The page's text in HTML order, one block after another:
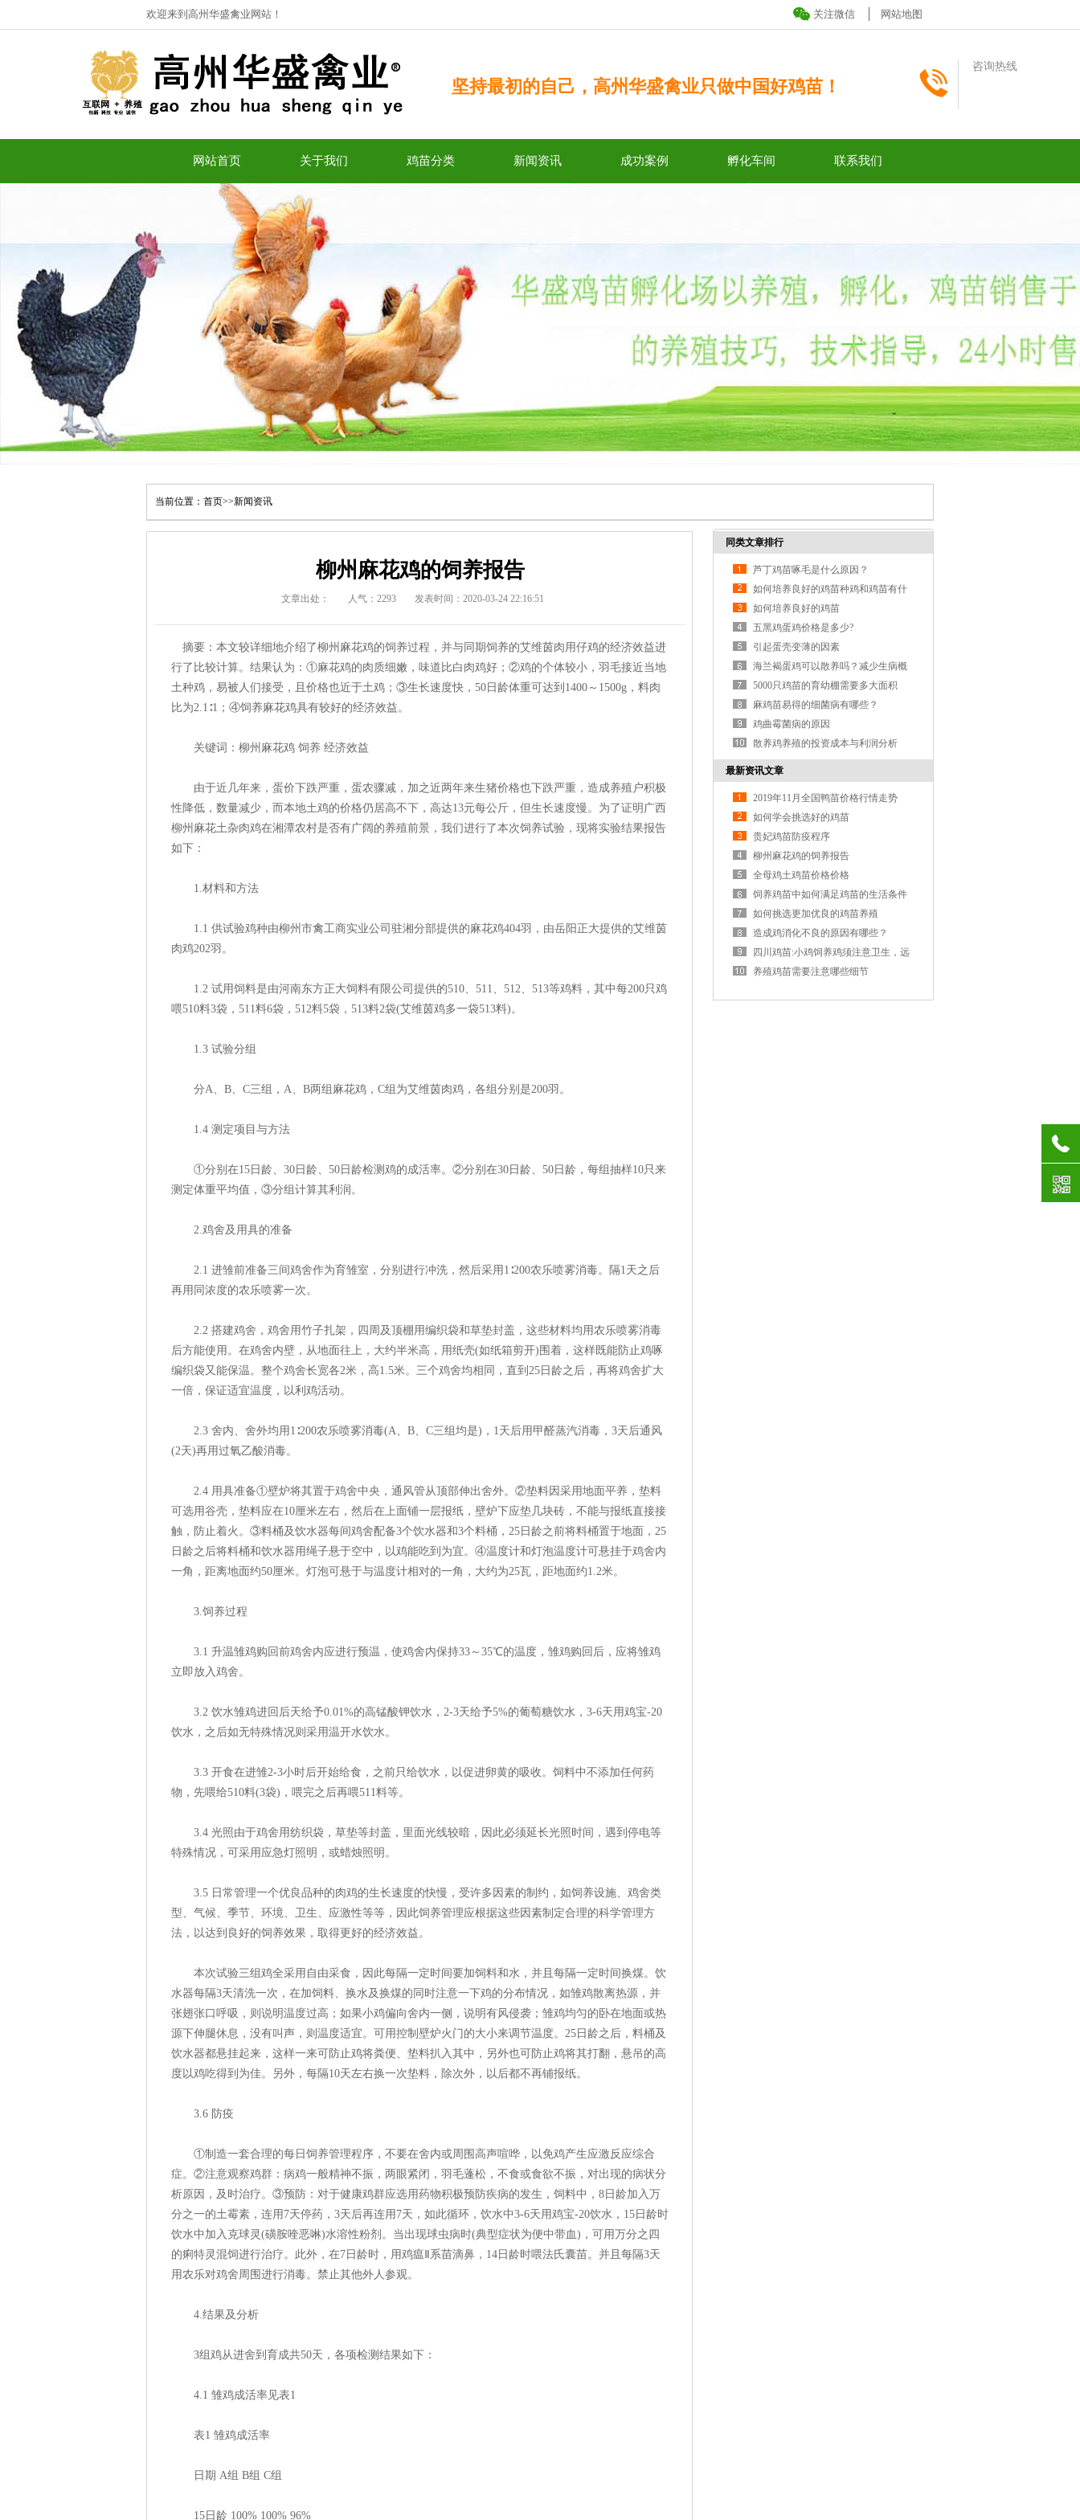
欢迎来到高州华盛禽业网站！ 关注微信 网站地图
坚持最初的自己，高州华盛禽业只做中国好鸡苗！
咨询热线
网站首页 关于我们 鸡苗分类 新闻资讯 成功案例 孵化车间 联系我们
当前位置： 首页>>新闻资讯
柳州麻花鸡的饲养报告
文章出处： 人气：2293 发表时间：2020-03-24 22:16:51
摘要：本文较详细地介绍了柳州麻花鸡的饲养过程，并与同期饲养的艾维茵肉用仔鸡的经济效益进
行了比较计算。结果认为：①麻花鸡的肉质细嫩，味道比白肉鸡好；②鸡的个体较小，羽毛接近当地
土种鸡，易被人们接受，且价格也近于土鸡；③生长速度快，50日龄体重可达到1400～1500g，料肉
比为2.1∶1；④饲养麻花鸡具有较好的经济效益。
关键词：柳州麻花鸡 饲养 经济效益
由于近几年来，蛋价下跌严重，蛋农骤减，加之近两年来生猪价格也下跌严重，造成养殖户积极
性降低，数量减少，而本地土鸡的价格仍居高不下，高达13元每公斤，但生长速度慢。为了证明广西
柳州麻花土杂肉鸡在湘潭农村是否有广阔的养殖前景，我们进行了本次饲养试验，现将实验结果报告
如下：
1.材料和方法
1.1 供试验鸡种由柳州市禽工商实业公司驻湘分部提供的麻花鸡404羽，由岳阳正大提供的艾维茵
肉鸡202羽。
1.2 试用饲料是由河南东方正大饲料有限公司提供的510、511、512、513等鸡料，其中每200只鸡
喂510料3袋，511料6袋，512料5袋，513料2袋(艾维茵鸡多一袋513料)。
1.3 试验分组
分A、B、C三组，A、B两组麻花鸡，C组为艾维茵肉鸡，各组分别是200羽。
1.4 测定项目与方法
①分别在15日龄、30日龄、50日龄检测鸡的成活率。②分别在30日龄、50日龄，每组抽样10只来
测定体重平均值，③分组计算其利润。
2.鸡舍及用具的准备
2.1 进雏前准备三间鸡舍作为育雏室，分别进行冲洗，然后采用1∶200农乐喷雾消毒。隔1天之后
再用同浓度的农乐喷雾一次。
2.2 搭建鸡舍，鸡舍用竹子扎架，四周及顶棚用编织袋和草垫封盖，这些材料均用农乐喷雾消毒
后方能使用。在鸡舍内壁，从地面往上，大约半米高，用纸壳(如纸箱剪开)围着，这样既能防止鸡啄
编织袋又能保温。整个鸡舍长宽各2米，高1.5米。三个鸡舍均相同，直到25日龄之后，再将鸡舍扩大
一倍，保证适宜温度，以利鸡活动。
2.3 舍内、舍外均用1∶200农乐喷雾消毒(A、B、C三组均是)，1天后用甲醛蒸汽消毒，3天后通风
(2天)再用过氧乙酸消毒。
2.4 用具准备①壁炉将其置于鸡舍中央，通风管从顶部伸出舍外。②垫料因采用地面平养，垫料
可选用谷壳，垫料应在10厘米左右，然后在上面铺一层报纸，壁炉下应垫几块砖，不能与报纸直接接
触，防止着火。③料桶及饮水器每间鸡舍配备3个饮水器和3个料桶，25日龄之前将料桶置于地面，25
日龄之后将料桶和饮水器用绳子悬于空中，以鸡能吃到为宜。④温度计和灯泡温度计可悬挂于鸡舍内
一角，距离地面约50厘米。灯泡可悬于与温度计相对的一角，大约为25瓦，距地面约1.2米。
3.饲养过程
3.1 升温雏鸡购回前鸡舍内应进行预温，使鸡舍内保持33～35℃的温度，雏鸡购回后，应将雏鸡
立即放入鸡舍。
3.2 饮水雏鸡进回后天给予0.01%的高锰酸钾饮水，2-3天给予5%的葡萄糖饮水，3-6天用鸡宝-20
饮水，之后如无特殊情况则采用温开水饮水。
3.3 开食在进雏2-3小时后开始给食，之前只给饮水，以促进卵黄的吸收。饲料中不添加任何药
物，先喂给510料(3袋)，喂完之后再喂511料等。
3.4 光照由于鸡舍用纺织袋，草垫等封盖，里面光线较暗，因此必须延长光照时间，遇到停电等
特殊情况，可采用应急灯照明，或蜡烛照明。
3.5 日常管理一个优良品种的肉鸡的生长速度的快慢，受许多因素的制约，如饲养设施、鸡舍类
型、气候、季节、环境、卫生、应激性等等，因此饲养管理应根据这些因素制定合理的科学管理方
法，以达到良好的饲养效果，取得更好的经济效益。
本次试验三组鸡全采用自由采食，因此每隔一定时间要加饲料和水，并且每隔一定时间换煤。饮
水器每隔3天清洗一次，在加饲料、换水及换煤的同时注意一下鸡的分布情况，如雏鸡散离热源，并
张翅张口呼吸，则说明温度过高；如果小鸡偏向舍内一侧，说明有风侵袭；雏鸡均匀的卧在地面或热
源下伸腿休息，没有叫声，则温度适宜。可用控制壁炉火门的大小来调节温度。25日龄之后，料桶及
饮水器都悬挂起来，这样一来可防止鸡将粪便、垫料扒入其中，另外也可防止鸡将其打翻，悬吊的高
度以鸡吃得到为佳。另外，每隔10天左右换一次垫料，除次外，以后都不再铺报纸。
3.6 防疫
①制造一套合理的每日饲养管理程序，不要在舍内或周围高声喧哗，以免鸡产生应激反应综合
症。②注意观察鸡群：病鸡一般精神不振，两眼紧闭，羽毛蓬松，不食或食欲不振，对出现的病状分
析原因，及时治疗。③预防：对于健康鸡群应选用药物积极预防疾病的发生，饲料中，8日龄加入万
分之一的土霉素，连用7天停药，3天后再连用7天，如此循环，饮水中3-6天用鸡宝-20饮水，15日龄时
饮水中加入克球灵(磺胺喹恶啉)水溶性粉剂。当出现球虫病时(典型症状为便中带血)，可用万分之四
的痢特灵混饲进行治疗。此外，在7日龄时，用鸡瘟Ⅱ系苗滴鼻，14日龄时喂法氏囊苗。并且每隔3天
用农乐对鸡舍周围进行消毒。禁止其他外人参观。
4.结果及分析
3组鸡从进舍到育成共50天，各项检测结果如下：
4.1 雏鸡成活率见表1
表1 雏鸡成活率
日期 A组 B组 C组
15日龄 100% 100% 96%
同类文章排行
芦丁鸡苗啄毛是什么原因？
如何培养良好的鸡苗种鸡和鸡苗有什
么区别??
如何培养良好的鸡苗
五黑鸡蛋鸡价格是多少?
引起蛋壳变薄的因素
海兰褐蛋鸡可以散养吗？减少生病概
率小
5000只鸡苗的育幼棚需要多大面积
麻鸡苗易得的细菌病有哪些？
鸡曲霉菌病的原因
散养鸡养殖的投资成本与利润分析
最新资讯文章
2019年11月全国鸭苗价格行情走势
如何学会挑选好的鸡苗
贵妃鸡苗防疫程序
柳州麻花鸡的饲养报告
全母鸡土鸡苗价格价格
饲养鸡苗中如何满足鸡苗的生活条件
吗?
如何挑选更加优良的鸡苗养殖
造成鸡消化不良的原因有哪些？
四川鸡苗:小鸡饲养鸡须注意卫生，远
离瘟疫
养殖鸡苗需要注意哪些细节